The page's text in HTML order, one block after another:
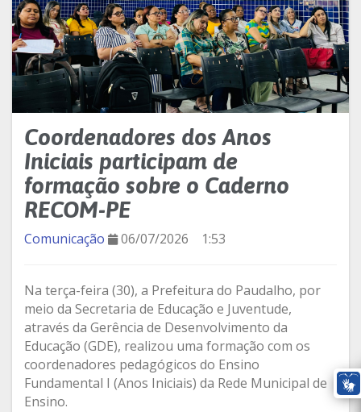
Coordenadores dos Anos
Iniciais participam de
formação sobre o Caderno
RECOM-PE
Comunicação 06/07/2026 1:53
Na terça-feira (30), a Prefeitura do Paudalho, por
meio da Secretaria de Educação e Juventude,
através da Gerência de Desenvolvimento da
Educação (GDE), realizou uma formação com os
coordenadores pedagógicos do Ensino
Fundamental I (Anos Iniciais) da Rede Municipal de
Ensino.